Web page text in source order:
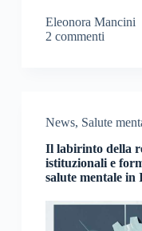
Eleonora Mancini
2 commenti
News, Salute
Il labirinto della
istituzionali e
salute mentale in